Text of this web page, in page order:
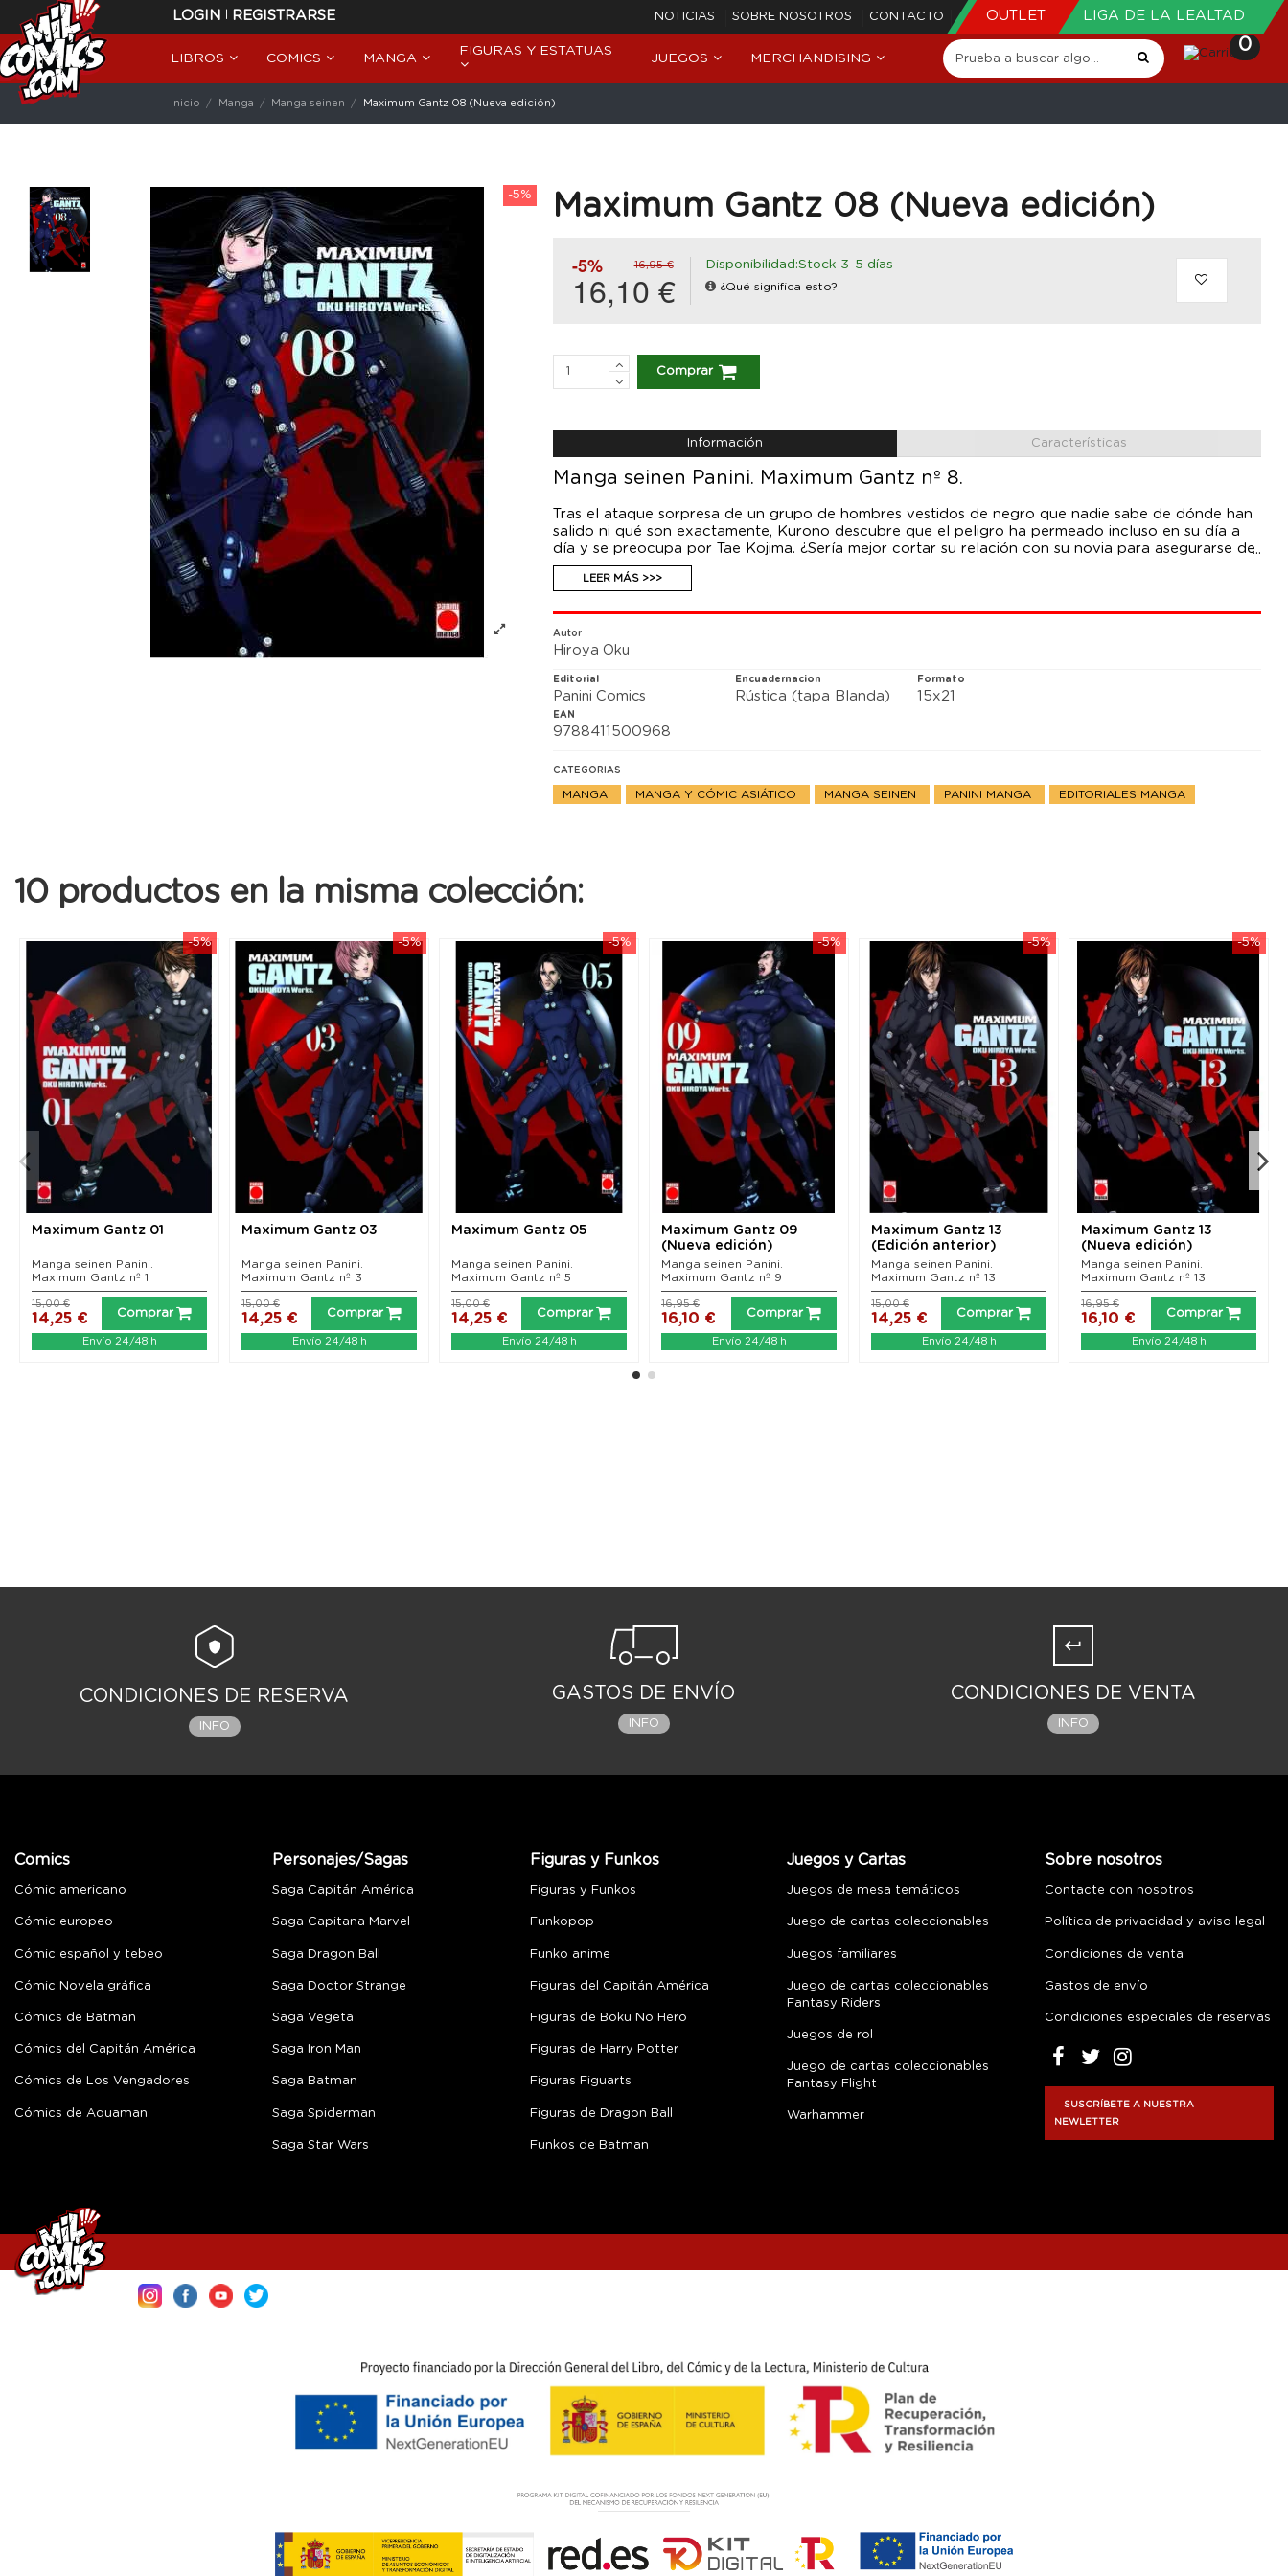
LOGIN | REGISTRARSE NOTICIAS SOBRE NOSOTROS CONTACTO OUTLET LIGA DE LA LEALTAD
LIBROS COMICS MANGA
FIGURAS Y ESTATUAS
JUEGOS MERCHANDISING
0
Inicio Manga Manga seinen Maximum Gantz 08 (Nueva edición)
-5% Maximum Gantz 08 (Nueva edición)
-5% 16,95 €
16,10 €
Disponibilidad:Stock 3-5 días
¿Qué significa esto?
Comprar
Información Características
Manga seinen Panini. Maximum Gantz nº 8.
Tras el ataque sorpresa de un grupo de hombres vestidos de negro que nadie sabe de dónde han
salido ni qué son exactamente, Kurono descubre que el peligro ha permeado incluso en su día a
día y se preocupa por Tae Kojima. ¿Sería mejor cortar su relación con su novia para asegurarse de
que ella permanece a salvo? En ese momento, una revista del corazón informa de los encuentros
secretos entre Kurono y la popularísima idolReika. Después del abrupto fin de su relación con
LEER MÁS >>>
Autor
Hiroya Oku
Editorial
Panini Comics
Encuadernacion
Rústica (tapa Blanda)
Formato
15x21
EAN
9788411500968
CATEGORIAS
MANGA MANGA Y CÓMIC ASIÁTICO MANGA SEINEN PANINI MANGA EDITORIALES MANGA
10 productos en la misma colección:
-5%
Maximum Gantz 01
Manga seinen Panini.
Maximum Gantz nº 1
14,25 €
15,00 €
Comprar
Envío 24/48 h
-5%
Maximum Gantz 03
Manga seinen Panini.
Maximum Gantz nº 3
14,25 €
15,00 €
Comprar
Envío 24/48 h
-5%
Maximum Gantz 05
Manga seinen Panini.
Maximum Gantz nº 5
14,25 €
15,00 €
Comprar
Envío 24/48 h
-5%
Maximum Gantz 09
(Nueva edición)
Manga seinen Panini.
Maximum Gantz nº 9
16,10 €
16,95 €
Comprar
Envío 24/48 h
-5%
Maximum Gantz 13
(Edición anterior)
Manga seinen Panini.
Maximum Gantz nº 13
14,25 €
15,00 €
Comprar
Envío 24/48 h
-5%
Maximum Gantz 13
(Nueva edición)
Manga seinen Panini.
Maximum Gantz nº 13
16,10 €
16,95 €
Comprar
Envío 24/48 h
CONDICIONES DE RESERVA
INFO
GASTOS DE ENVÍO
INFO
CONDICIONES DE VENTA
INFO
Comics
Cómic americano
Cómic europeo
Cómic español y tebeo
Cómic Novela gráfica
Cómics de Batman
Cómics del Capitán América
Cómics de Los Vengadores
Cómics de Aquaman
Personajes/Sagas
Saga Capitán América
Saga Capitana Marvel
Saga Dragon Ball
Saga Doctor Strange
Saga Vegeta
Saga Iron Man
Saga Batman
Saga Spiderman
Saga Star Wars
Figuras y Funkos
Figuras y Funkos
Funkopop
Funko anime
Figuras del Capitán América
Figuras de Boku No Hero
Figuras de Harry Potter
Figuras Figuarts
Figuras de Dragon Ball
Funkos de Batman
Juegos y Cartas
Juegos de mesa temáticos
Juego de cartas coleccionables
Juegos familiares
Juego de cartas coleccionables
Fantasy Riders
Juegos de rol
Juego de cartas coleccionables
Fantasy Flight
Warhammer
Sobre nosotros
Contacte con nosotros
Política de privacidad y aviso legal
Condiciones de venta
Gastos de envío
Condiciones especiales de reservas
SUSCRÍBETE A NUESTRA
NEWLETTER